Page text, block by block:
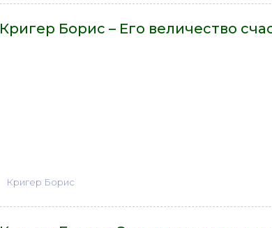
Кригер Борис – Его величество
Кригер Борис